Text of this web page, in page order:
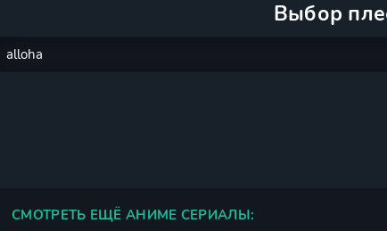
Выбор
СМОТРЕТЬ ЕЩЁ АНИМЕ СЕРИАЛЫ: